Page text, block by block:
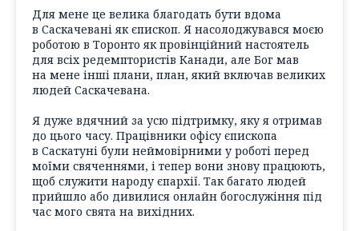
Для мене це велика благодать бути вдома
в Саскачевані як єпископ. Я насолоджувався моєю
роботою в Торонто як провінційний настоятель
для всіх редемптористів Канади, але Бог мав
на мене інші плани, план, який включав великих
людей Саскачевана.
Я дуже вдячний за усю підтримку, яку я отримав
до цього часу. Працівники офісу єпископа
в Саскатуні були неймовірними у роботі перед
моїми свяченнями, і тепер вони знову працюють,
щоб служити народу єпархії. Так багато людей
прийшло або дивилися онлайн богослужіння під
час мого свята на вихідних.